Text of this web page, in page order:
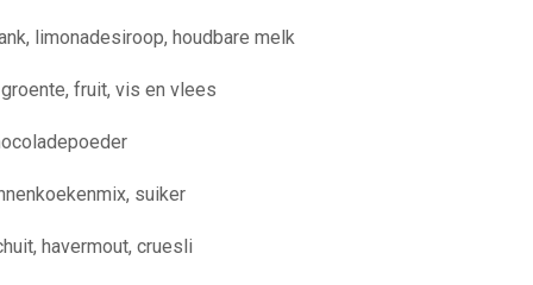
limonadesiroop, houdbare melk
fruit, vis en vlees
suiker
havermout, cruesli